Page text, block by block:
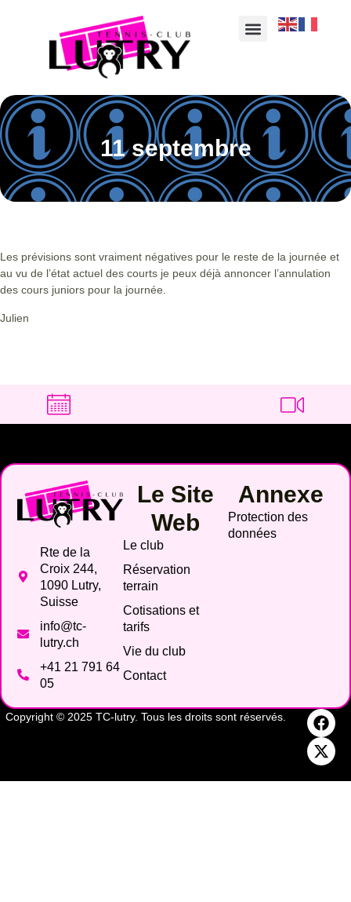
11 septembre
Les prévisions sont vraiment négatives pour le reste de la journée et
au vu de l’état actuel des courts je peux déjà annoncer l’annulation
des cours juniors pour la journée.
Julien
Rte de la
Croix 244,
1090 Lutry,
Suisse
info@tc-
lutry.ch
+41 21 791 64
05
Le Site
Web
Le club
Réservation
terrain
Cotisations et
tarifs
Vie du club
Contact
Annexe
Protection des
données
Copyright © 2025 TC-lutry. Tous les droits sont réservés.